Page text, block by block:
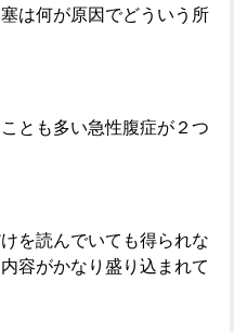
は何が原因でどういう所
とも多い急性腹症が２つ
を読んでいても得られな
容がかなり盛り込まれて